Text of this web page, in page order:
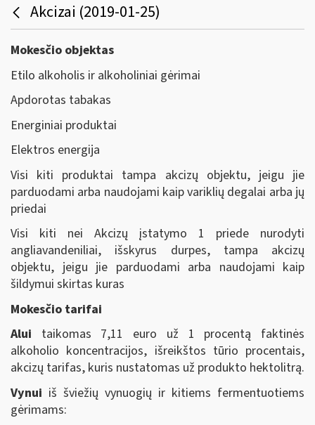
Akcizai (2019-01-25)
Mokesčio objektas
Etilo alkoholis ir alkoholiniai gėrimai
Apdorotas tabakas
Energiniai produktai
Elektros energija
Visi kiti produktai tampa akcizų objektu, jeigu jie
parduodami arba naudojami kaip variklių degalai arba jų
priedai
Visi kiti nei Akcizų įstatymo 1 priede nurodyti
angliavandeniliai, išskyrus durpes, tampa akcizų
objektu, jeigu jie parduodami arba naudojami kaip
šildymui skirtas kuras
Mokesčio tarifai
Alui taikomas 7,11 euro už 1 procentą faktinės
alkoholio koncentracijos, išreikštos tūrio procentais,
akcizų tarifas, kuris nustatomas už produkto hektolitrą.
Vynui iš šviežių vynuogių ir kitiems fermentuotiems
gėrimams: